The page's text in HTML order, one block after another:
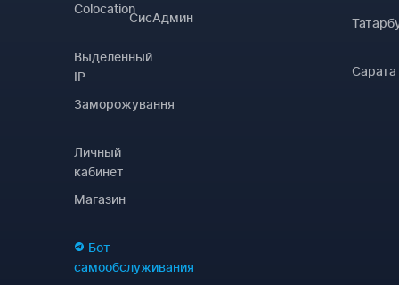
Colocation
Выделенный
IP
Заморожування
Личный
кабинет
Магазин
Бот
самообслуживания
СисАдмин
Сарата